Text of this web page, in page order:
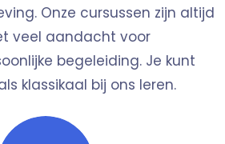
ontdek hoe AI
en maak kennis met
blijven in een door
Onze cursussen zijn altijd
veel aandacht voor
begeleiding. Je kunt
klassikaal bij ons leren.